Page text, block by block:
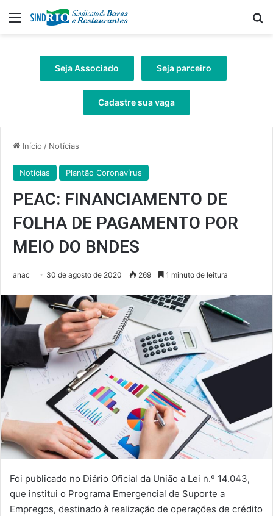
Menu
Seja Associado Seja parceiro
Cadastre sua vaga
Início / Notícias
Notícias Plantão Coronavírus
PEAC: FINANCIAMENTO DE
FOLHA DE PAGAMENTO POR
MEIO DO BNDES
anac 30 de agosto de 2020 269 1 minuto de leitura
Foi publicado no Diário Oficial da União a Lei n.º 14.043,
que institui o Programa Emergencial de Suporte a
Empregos, destinado à realização de operações de crédito